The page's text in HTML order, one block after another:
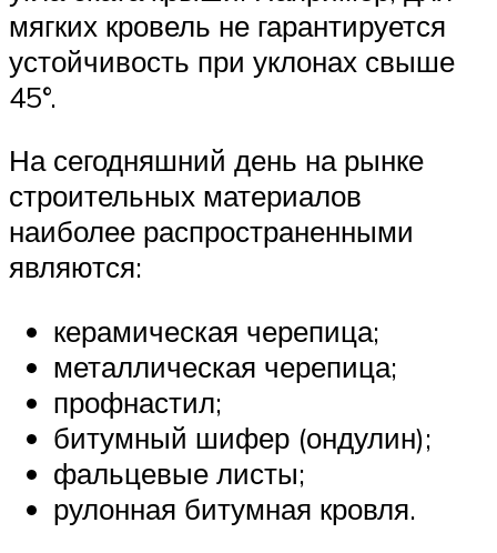
мягких кровель не гарантируется
устойчивость при уклонах свыше
45°.
На сегодняшний день на рынке
строительных материалов
наиболее распространенными
являются:
керамическая черепица;
металлическая черепица;
профнастил;
битумный шифер (ондулин);
фальцевые листы;
рулонная битумная кровля.